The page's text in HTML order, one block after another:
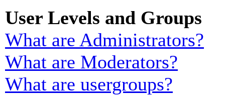
User Levels and Groups
What are Administrators?
What are Moderators?
What are usergroups?